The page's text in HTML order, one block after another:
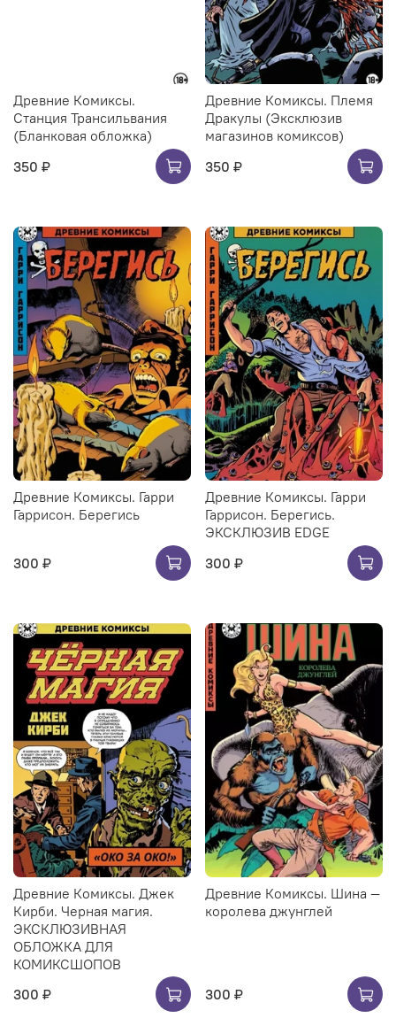
Древние Комиксы.
Станция Трансильвания
(Бланковая обложка)
350 ₽
Древние Комиксы. Племя
Дракулы (Эксклюзив
магазинов комиксов)
350 ₽
Древние Комиксы. Гарри
Гаррисон. Берегись
300 ₽
Древние Комиксы. Гарри
Гаррисон. Берегись.
ЭКСКЛЮЗИВ EDGE
300 ₽
Древние Комиксы. Джек
Кирби. Черная магия.
ЭКСКЛЮЗИВНАЯ
ОБЛОЖКА ДЛЯ
КОМИКСШОПОВ
300 ₽
Древние Комиксы. Шина —
королева джунглей
300 ₽